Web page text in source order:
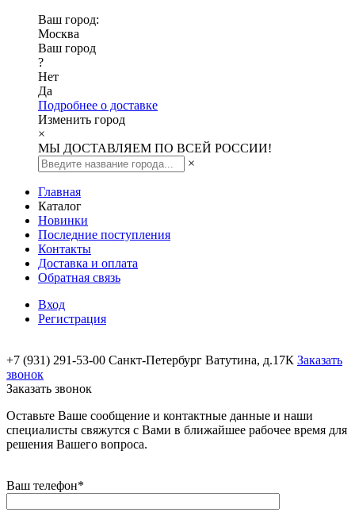
Ваш город:
Москва
Ваш город
?
Нет
Да
Подробнее о доставке
Изменить город
×
МЫ ДОСТАВЛЯЕМ ПО ВСЕЙ РОССИИ!
×
Главная
Каталог
Новинки
Последние поступления
Контакты
Доставка и оплата
Обратная связь
Вход
Регистрация
+7 (931) 291-53-00 Санкт-Петербург Ватутина, д.17К Заказать
звонок
Заказать звонок
Оставьте Ваше сообщение и контактные данные и наши
специалисты свяжутся с Вами в ближайшее рабочее время для
решения Вашего вопроса.
Ваш телефон*